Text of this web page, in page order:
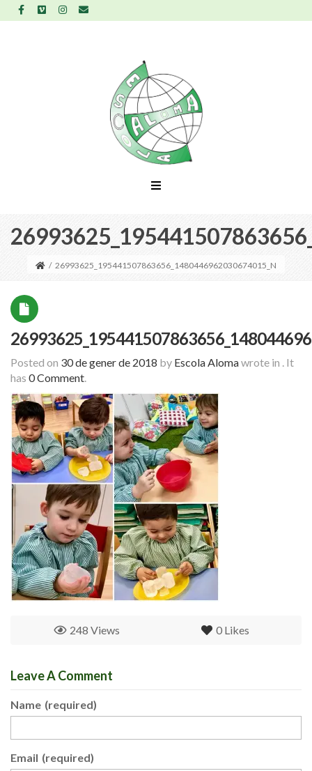
/ 26993625_195441507863656_1480446962030674015_N
Posted on 30 de gener de 2018 by Escola Alomawrote in . It
has 0 Comment.
0 Likes
248 Views
Leave A Comment
Name (required)
Email (required)